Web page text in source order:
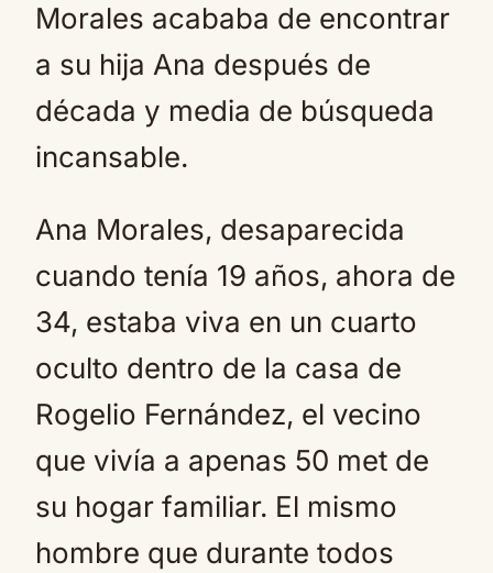
Morales acababa de encontrar
a su hija Ana después de
década y media de búsqueda
incansable.
Ana Morales, desaparecida
cuando tenía 19 años, ahora de
34, estaba viva en un cuarto
oculto dentro de la casa de
Rogelio Fernández, el vecino
que vivía a apenas 50 met de
su hogar familiar. El mismo
hombre que durante todos